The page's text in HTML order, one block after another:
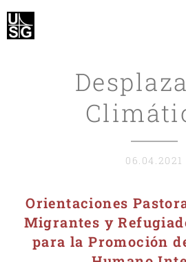
06.04.2021
Orientaciones
Migrantes y
para la Promoción